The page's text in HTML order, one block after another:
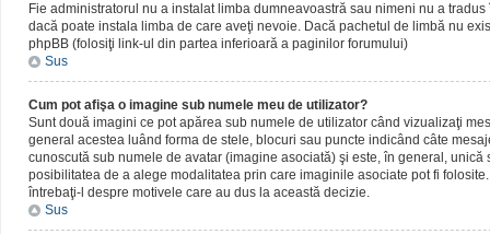
Fie administratorul nu a instalat limba dumneavoastră sau nimeni nu a
dacă poate instala limba de care aveţi nevoie. Dacă pachetul de limbă nu
phpBB (folosiţi link-ul din partea inferioară a paginilor forumului)
Sus
Cum pot afişa o imagine sub numele meu de utilizator?
Sunt două imagini ce pot apărea sub numele de utilizator când vizualizaţi
general acestea luând forma de stele, blocuri sau puncte indicând câte
cunoscută sub numele de avatar (imagine asociată) şi este, în general,
posibilitatea de a alege modalitatea prin care imaginile asociate pot fi
întrebaţi-l despre motivele care au dus la această decizie.
Sus